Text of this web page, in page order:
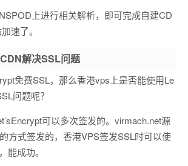
上进行相关解析，即可完成自建CD
速了。
解决SSL问题
免费SSL，那么香港vps上是否能使用Le
问题呢？
可以多次签发的。virmach.net源
方式签发的，香港VPS签发SSL时可以使
能成功。